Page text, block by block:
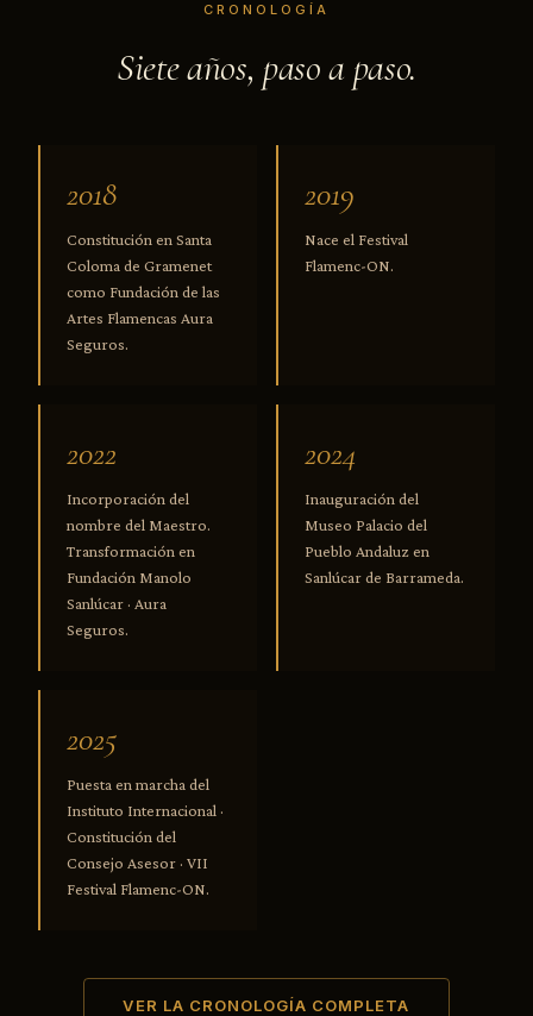
CRONOLOGÍA
Siete años, paso a paso.
2018
Constitución en Santa
Coloma de Gramenet
como Fundación de las
Artes Flamencas Aura
Seguros.
2019
Nace el Festival
Flamenc-ON.
2022
Incorporación del
nombre del Maestro.
Transformación en
Fundación Manolo
Sanlúcar · Aura
Seguros.
2024
Inauguración del
Museo Palacio del
Pueblo Andaluz en
Sanlúcar de Barrameda.
2025
Puesta en marcha del
Instituto Internacional ·
Constitución del
Consejo Asesor · VII
Festival Flamenc-ON.
VER LA CRONOLOGÍA COMPLETA